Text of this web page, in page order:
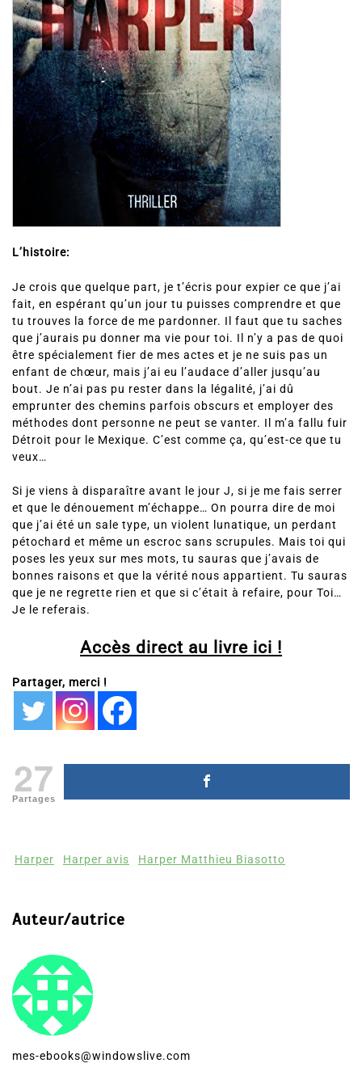
L’histoire:
Je crois que quelque part, je t’écris pour expier ce que j’ai
fait, en espérant qu’un jour tu puisses comprendre et que
tu trouves la force de me pardonner. Il faut que tu saches
que j’aurais pu donner ma vie pour toi. Il n’y a pas de quoi
être spécialement fier de mes actes et je ne suis pas un
enfant de chœur, mais j’ai eu l’audace d’aller jusqu’au
bout. Je n’ai pas pu rester dans la légalité, j’ai dû
emprunter des chemins parfois obscurs et employer des
méthodes dont personne ne peut se vanter. Il m’a fallu fuir
Détroit pour le Mexique. C’est comme ça, qu’est-ce que tu
veux…
Si je viens à disparaître avant le jour J, si je me fais serrer
et que le dénouement m’échappe… On pourra dire de moi
que j’ai été un sale type, un violent lunatique, un perdant
pétochard et même un escroc sans scrupules. Mais toi qui
poses les yeux sur mes mots, tu sauras que j’avais de
bonnes raisons et que la vérité nous appartient. Tu sauras
que je ne regrette rien et que si c’était à refaire, pour Toi…
Je le referais.
Accès direct au livre ici !
Partager, merci !
27
Partages
Harper Harper avis Harper Matthieu Biasotto
Auteur/autrice
mes-ebooks@windowslive.com